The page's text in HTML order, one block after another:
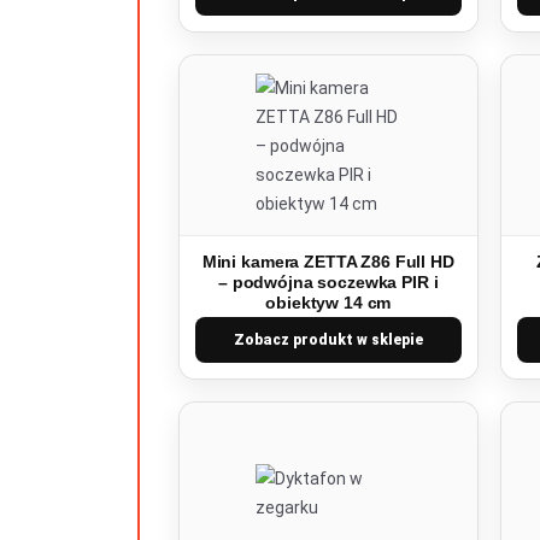
Mini kamera ZETTA Z86 Full HD
– podwójna soczewka PIR i
obiektyw 14 cm
Zobacz produkt w sklepie